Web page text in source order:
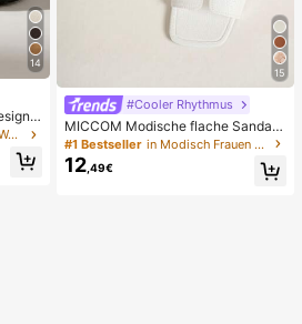
14
in Lässig Frauen Wohnungen
15
#Cooler Rhythmus
MICCOM Modische flache Sandale
n für Damen, quadratische Zehenp
artie, offene Zehen, Schwarz, neue
vielseitige Damen-Flachslipper für
#1 Bestseller in Modisch Frauen Rutschen
12 ,49€